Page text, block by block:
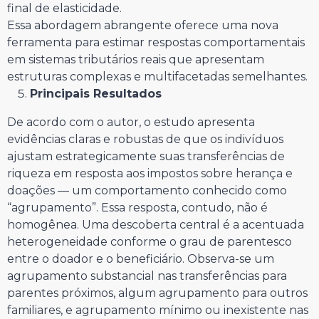
final de elasticidade.
Essa abordagem abrangente oferece uma nova
ferramenta para estimar respostas comportamentais
em sistemas tributários reais que apresentam
estruturas complexas e multifacetadas semelhantes.
Principais Resultados
De acordo com o autor, o estudo apresenta
evidências claras e robustas de que os indivíduos
ajustam estrategicamente suas transferências de
riqueza em resposta aos impostos sobre herança e
doações — um comportamento conhecido como
“agrupamento”. Essa resposta, contudo, não é
homogênea. Uma descoberta central é a acentuada
heterogeneidade conforme o grau de parentesco
entre o doador e o beneficiário. Observa-se um
agrupamento substancial nas transferências para
parentes próximos, algum agrupamento para outros
familiares, e agrupamento mínimo ou inexistente nas